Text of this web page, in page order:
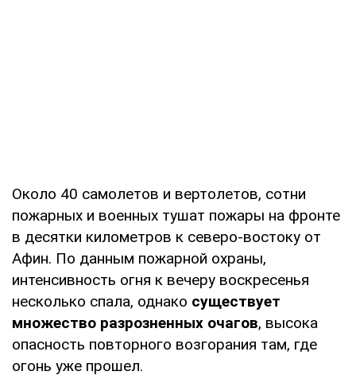
Около 40 самолетов и вертолетов, сотни
пожарных и военных тушат пожары на фронте
в десятки километров к северо-востоку от
Афин. По данным пожарной охраны,
интенсивность огня к вечеру воскресенья
несколько спала, однако существует
множество разрозненных очагов, высока
опасность повторного возгорания там, где
огонь уже прошел.